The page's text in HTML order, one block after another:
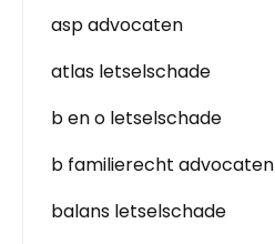
asp advocaten
atlas letselschade
b en o letselschade
b familierecht advocaten
balans letselschade